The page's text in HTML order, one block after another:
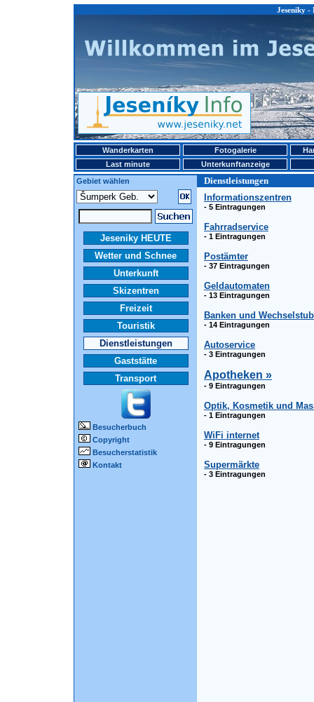
Jeseniky -
Wanderkarten Fotogalerie
Last minute
Unterkunftanzeige
Gebiet wählen
Dienstleistungen
Jeseniky HEUTE
Wetter und Schnee
Unterkunft
Skizentren
Freizeit
Touristik
Dienstleistungen
Gaststätte
Transport
Besucherbuch
Copyright
Besucherstatistik
Kontakt
Informationszentren
- 5 Eintragungen
Fahrradservice
- 1 Eintragungen
Postämter
- 37 Eintragungen
Geldautomaten
- 13 Eintragungen
Banken und
- 14 Eintragungen
Autoservice
- 3 Eintragungen
Apotheken »
- 9 Eintragungen
Optik, Kosmetik und
- 1 Eintragungen
WiFi internet
- 9 Eintragungen
Supermärkte
- 3 Eintragungen